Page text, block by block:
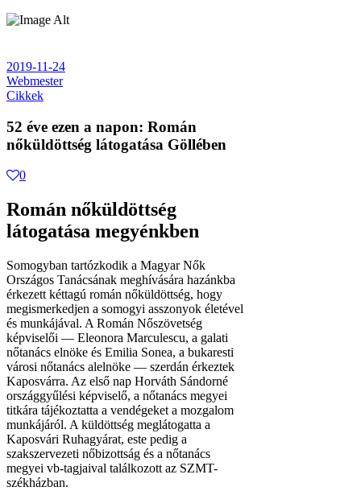
2019-11-24
Webmester
Cikkek
52 éve ezen a napon: Román
nőküldöttség látogatása Göllében
0
Román nőküldöttség
látogatása megyénkben
Somogyban tartózkodik a Magyar Nők
Országos Tanácsának meghívására hazánkba
érkezett kéttagú román nőküldöttség, hogy
megismerkedjen a somogyi asszonyok életével
és munkájával. A Román Nőszövetség
képviselői — Eleonora Marculescu, a galati
nőtanács elnöke és Emilia Sonea, a bukaresti
városi nőtanács alelnöke — szerdán érkeztek
Kaposvárra. Az első nap Horváth Sándorné
országgyűlési képviselő, a nőtanács megyei
titkára tájékoztatta a vendégeket a mozgalom
munkájáról. A küldöttség meglátogatta a
Kaposvári Ruhagyárat, este pedig a
szakszervezeti nőbizottság és a nőtanács
megyei vb-tagjaival találkozott az SZMT-
székházban.